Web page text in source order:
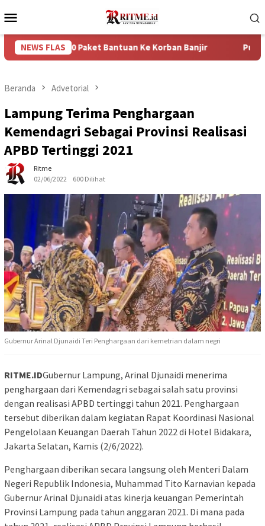
ke
Mobile
NEWS FLAS
Paket Bantuan Ke Korban Banjir Puncak Arus Balik
Beranda Advetorial
Lampung Terima Penghargaan
Kemendagri Sebagai Provinsi Realisasi
APBD Tertinggi 2021
Ritme
02/06/2022
600 Dilihat
Gubernur Arinal Djunaidi Teri Penghargaan dari kemetrian dalam negri
RITME.IDGubernur Lampung, Arinal Djunaidi menerima
penghargaan dari Kemendagri sebagai salah satu provinsi
dengan realisasi APBD tertinggi tahun 2021. Penghargaan
tersebut diberikan dalam kegiatan Rapat Koordinasi Nasional
Pengelolaan Keuangan Daerah Tahun 2022 di Hotel Bidakara,
Jakarta Selatan, Kamis (2/6/2022).
Penghargaan diberikan secara langsung oleh Menteri Dalam
Negeri Republik Indonesia, Muhammad Tito Karnavian kepada
Gubernur Arinal Djunaidi atas kinerja keuangan Pemerintah
Provinsi Lampung pada tahun anggaran 2021. Di mana pada